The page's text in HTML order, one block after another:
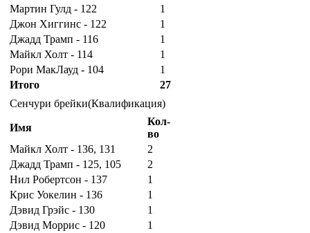
Мартин Гулд - 122
1
Джон Хиггинс - 122
1
Джадд Трамп - 116
1
Майкл Холт - 114
1
Рори МакЛауд - 104
1
Итого
27
Сенчури брейки(Квалификация)
Имя
Кол-
во
Майкл Холт - 136, 131
2
Джадд Трамп - 125, 105
2
Нил Робертсон - 137
1
Крис Уокелин - 136
1
Дэвид Грэйс - 130
1
Дэвид Моррис - 120
1